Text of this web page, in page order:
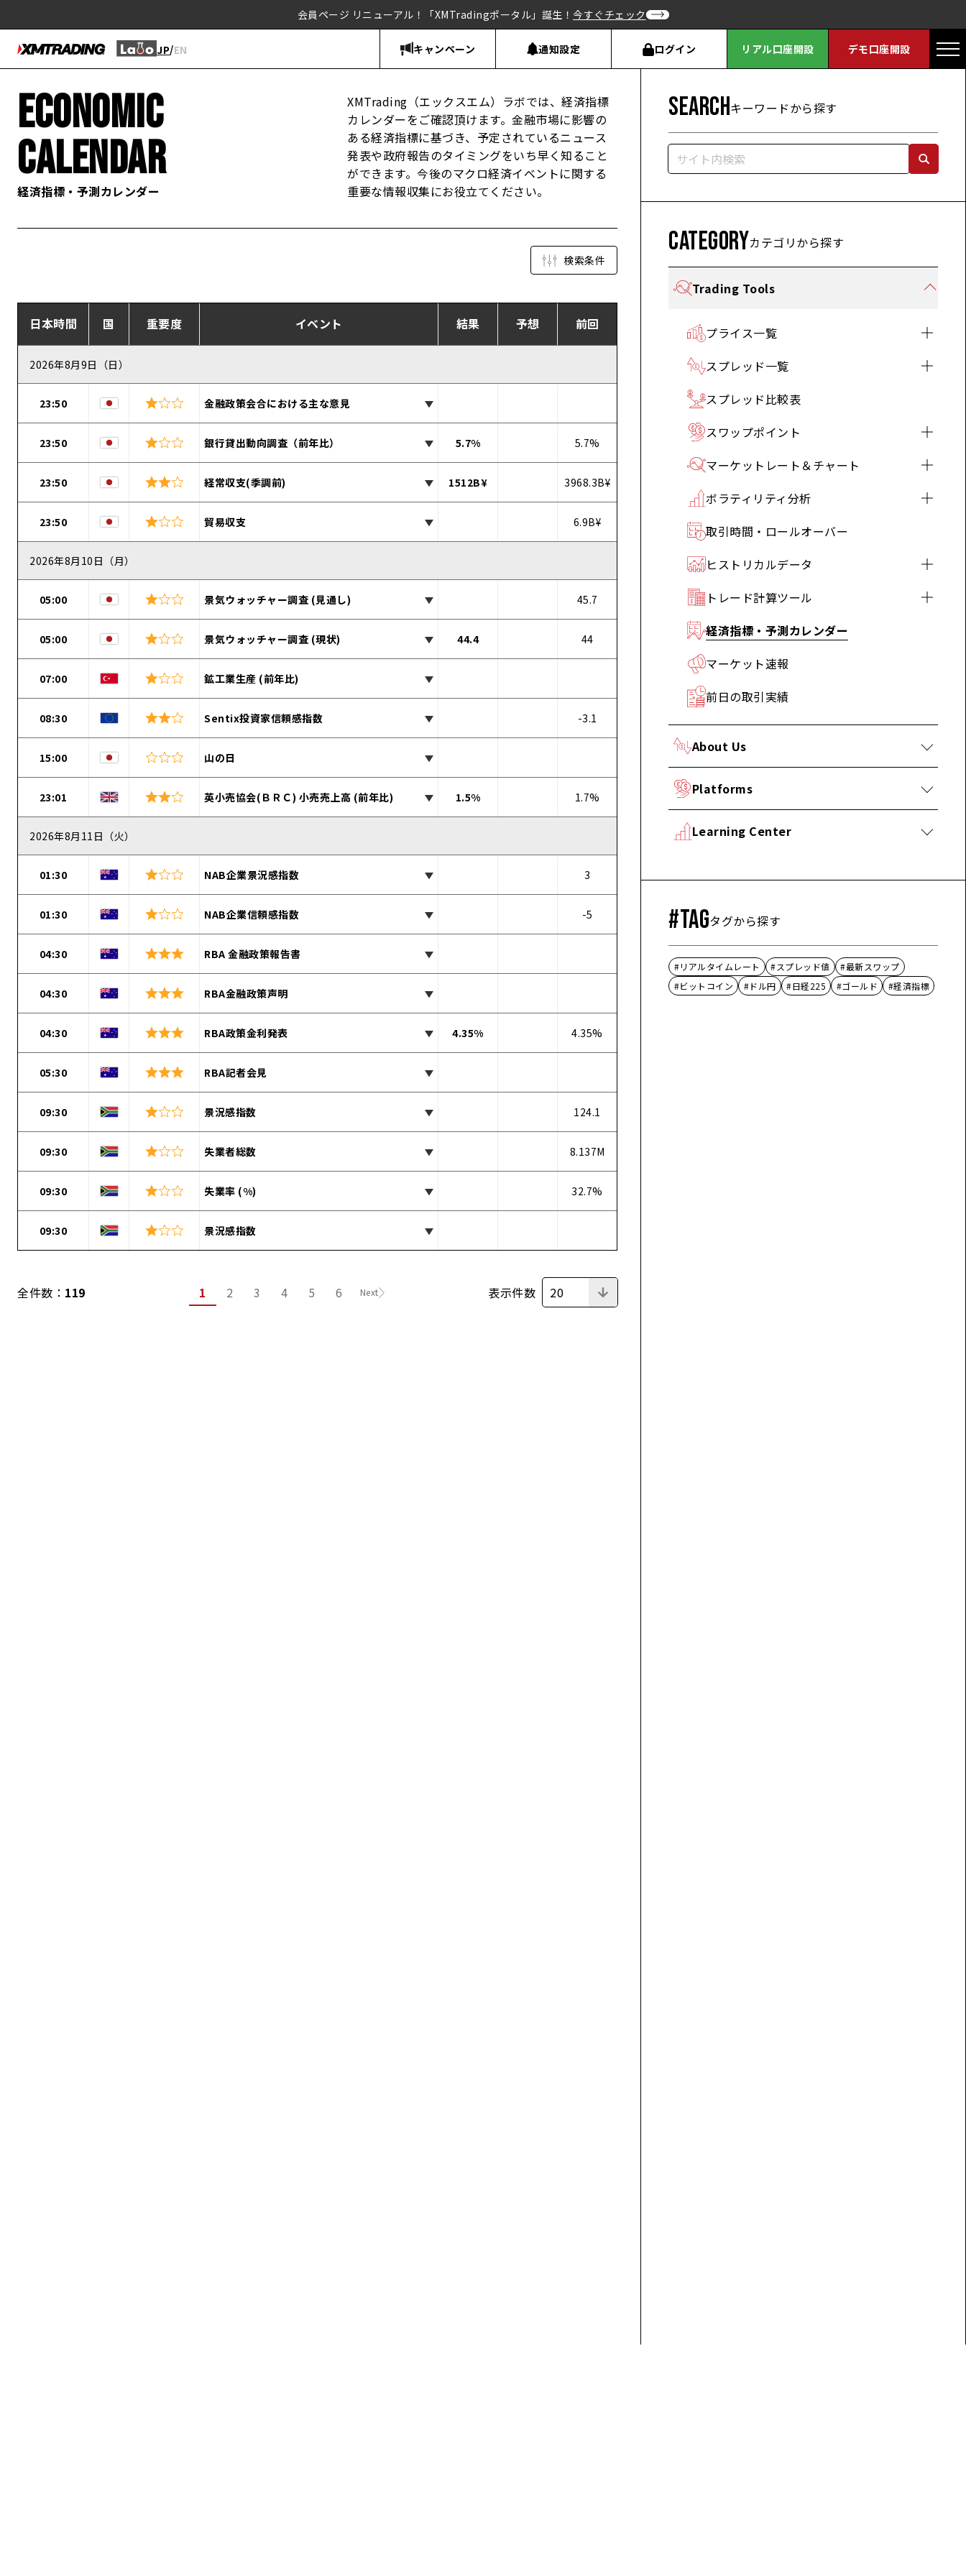
会員ページ リニューアル！「XMTradingポータル」誕生！ 今すぐチェック
JP/EN キャンペーン 通知設定 ログイン リアル口座開設 デモ口座開設
ECONOMIC
CALENDAR
経済指標・予測カレンダー
XMTrading（エックスエム）ラボでは、経済指標
カレンダーをご確認頂けます。金融市場に影響の
ある経済指標に基づき、予定されているニュース
発表や政府報告のタイミングをいち早く知ること
ができます。今後のマクロ経済イベントに関する
重要な情報収集にお役立てください。
検索条件
日本時間 国 重要度 イベント 結果 予想 前回
2026年8月9日（日）
23:50 金融政策会合における主な意見
23:50 銀行貸出動向調査（前年比） 5.7% 5.7%
23:50 経常収支(季調前) 1512B¥ 3968.3B¥
23:50 貿易収支 6.9B¥
2026年8月10日（月）
05:00 景気ウォッチャー調査 (見通し) 45.7
05:00 景気ウォッチャー調査 (現状) 44.4 44
07:00 鉱工業生産 (前年比)
08:30 Sentix投資家信頼感指数 -3.1
15:00 山の日
23:01 英小売協会(ＢＲＣ) 小売売上高 (前年比) 1.5% 1.7%
2026年8月11日（火）
01:30 NAB企業景況感指数 3
01:30 NAB企業信頼感指数 -5
04:30 RBA 金融政策報告書
04:30 RBA金融政策声明
04:30 RBA政策金利発表 4.35% 4.35%
05:30 RBA記者会見
09:30 景況感指数 124.1
09:30 失業者総数 8.137M
09:30 失業率 (%) 32.7%
09:30 景況感指数
全件数： 119 1 2 3 4 5 6 Next 表示件数 20
SEARCHキーワードから探す
CATEGORYカテゴリから探す
Trading Tools
プライス一覧
スプレッド一覧
スプレッド比較表
スワップポイント
マーケットレート＆チャート
ボラティリティ分析
取引時間・ロールオーバー
ヒストリカルデータ
トレード計算ツール
経済指標・予測カレンダー
マーケット速報
前日の取引実績
About Us
Platforms
Learning Center
#TAGタグから探す
#リアルタイムレート #スプレッド値
#最新スワップ
#ビットコイン
#ドル円 #日経225 #ゴールド #経済指標